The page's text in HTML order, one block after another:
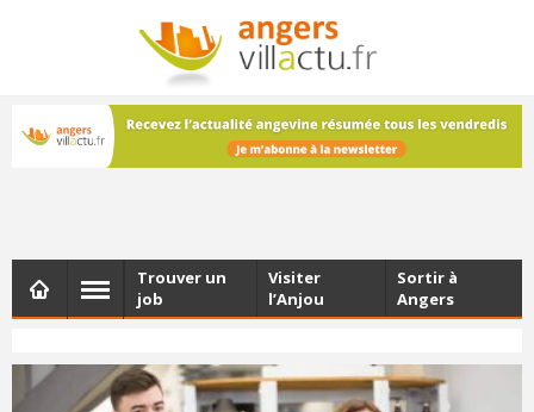
NEWSLETTER
Les dernières actualités d'Angers, chaque vendredi dans
votre boîte e-mail
Trouver un
job
Visiter
l’Anjou
Sortir à
Angers